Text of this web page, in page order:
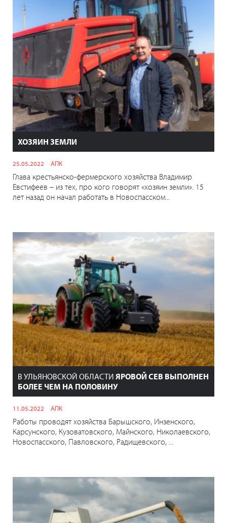
ХОЗЯИН ЗЕМЛИ
25.05.2022 АПК
Глава крестьянско-фермерского хозяйства Владимир
Евстифеев – из тех, про кого говорят «хозяин земли». 15
лет назад он начал работать в Новоспасском...
В УЛЬЯНОВСКОЙ ОБЛАСТИ ЯРОВОЙ СЕВ ВЫПОЛНЕН
БОЛЕЕ ЧЕМ НА ПОЛОВИНУ
11.05.2022 АПК
Работы проводят хозяйства Барышского, Инзенского,
Карсунского, Кузоватовского, Майнского, Николаевского,
Новоспасского, Павловского, Радищевского, ...